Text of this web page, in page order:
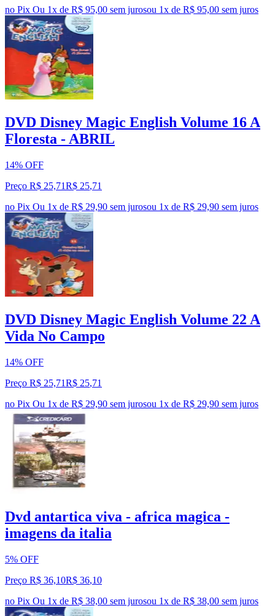
no Pix Ou 1x de R$ 95,00 sem jurosou 1x de R$ 95,00 sem juros
DVD Disney Magic English Volume 16 A
Floresta - ABRIL
14% OFF
Preço R$ 25,71R$ 25,71
no Pix Ou 1x de R$ 29,90 sem jurosou 1x de R$ 29,90 sem juros
DVD Disney Magic English Volume 22 A
Vida No Campo
14% OFF
Preço R$ 25,71R$ 25,71
no Pix Ou 1x de R$ 29,90 sem jurosou 1x de R$ 29,90 sem juros
Dvd antartica viva - africa magica -
imagens da italia
5% OFF
Preço R$ 36,10R$ 36,10
no Pix Ou 1x de R$ 38,00 sem jurosou 1x de R$ 38,00 sem juros